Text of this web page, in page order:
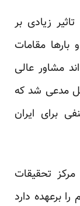
زیادی بر
مقامات
مشاور عالی
مدعی شد که
برای ایران
تحقیقات
برعهده دارد